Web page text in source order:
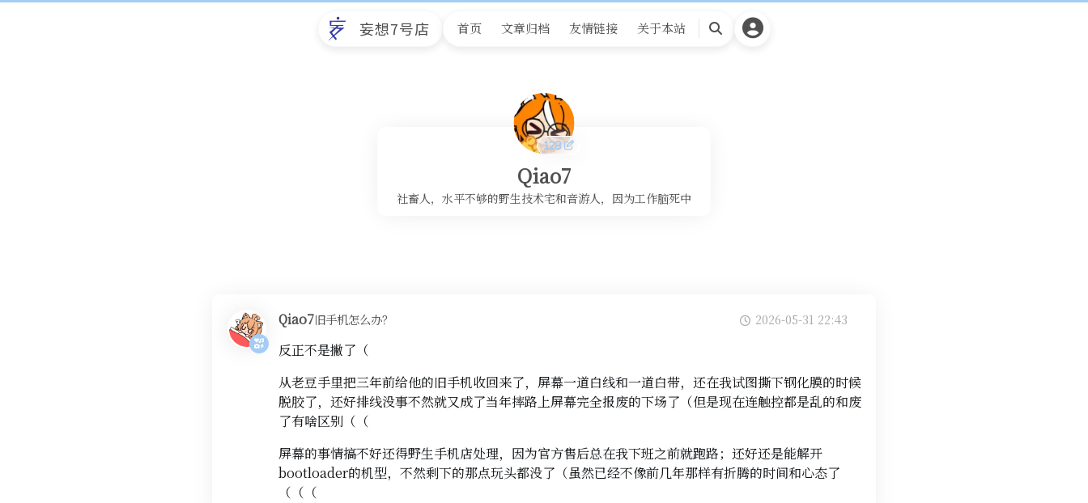
妄想7号店 首页 文章归档 友情链接 关于本站
搜
Qiao7
社畜人，水平不够的野生技术宅和音游人，因为工作脑死中
Qiao7旧手机怎么办？ 2026-05-31 22:43
反正不是撇了（
从老豆手里把三年前给他的旧手机收回来了，屏幕一道白线和一道白带，还在我试图撕下钢化膜的时候
脱胶了，还好排线没事不然就又成了当年摔路上屏幕完全报废的下场了（但是现在连触控都是乱的和废
了有啥区别（（
屏幕的事情搞不好还得野生手机店处理，因为官方售后总在我下班之前就跑路；还好还是能解开
bootloader的机型，不然剩下的那点玩头都没了（虽然已经不像前几年那样有折腾的时间和心态了
（（（